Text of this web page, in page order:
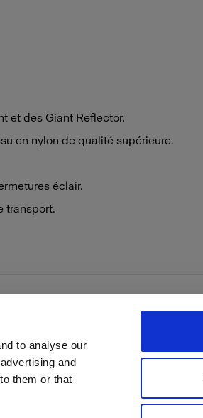
to analyse our
and
them or that
et des Giant Reflector.
en nylon de qualité supérieure.
éclair.
transport.
your order